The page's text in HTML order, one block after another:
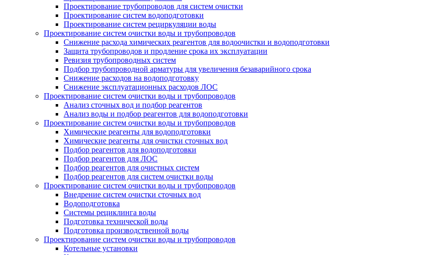
Проектирование трубопроводов для систем очистки
Проектирование систем водоподготовки
Проектирование систем рециркуляции воды
Проектирование систем очистки воды и трубопроводов
Снижение расхода химических реагентов для водоочистки и водоподготовки
Защита трубопроводов и продление срока их эксплуатации
Ревизия трубопроводных систем
Подбор трубопроводной арматуры для увеличения безаварийного срока
Снижение расходов на водоподготовку
Снижение эксплуатационных расходов ЛОС
Проектирование систем очистки воды и трубопроводов
Анализ сточных вод и подбор реагентов
Анализ воды и подбор реагентов для водоподготовки
Проектирование систем очистки воды и трубопроводов
Химические реагенты для водоподготовки
Химические реагенты для очистки сточных вод
Подбор реагентов для водоподготовки
Подбор реагентов для ЛОС
Подбор реагентов для очистных систем
Подбор реагентов для систем очистки воды
Проектирование систем очистки воды и трубопроводов
Внедрение систем очистки сточных вод
Водоподготовка
Системы рециклинга воды
Подготовка технической воды
Подготовка производственной воды
Проектирование систем очистки воды и трубопроводов
Котельные установки